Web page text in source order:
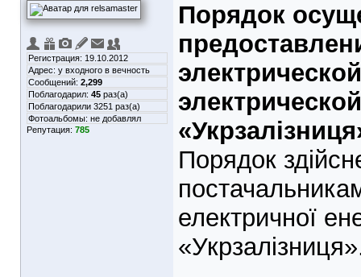
Регистрация: 19.10.2012
Адрес: у входного в вечность
Сообщений: 2,299
Поблагодарил: 45 раз(а)
Поблагодарили 3251 раз(а)
Фотоальбомы: не добавлял
Репутация: 785
Порядок
Порядок
електричної